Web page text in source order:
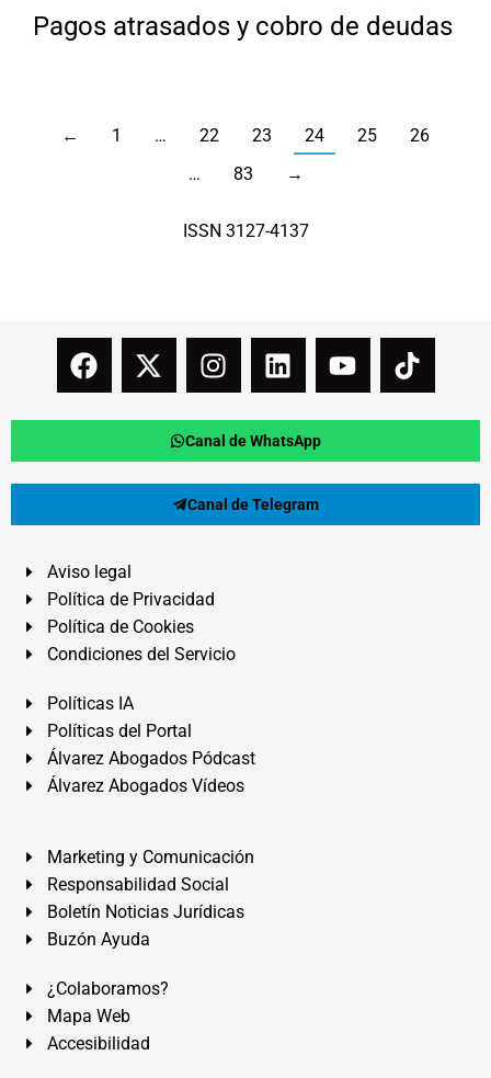
Pagos atrasados y cobro de deudas
← 1 … 22 23 24 25
26
…
83 →
ISSN 3127-4137
Canal de WhatsApp
Canal de Telegram
Aviso legal
Política de Privacidad
Política de Cookies
Condiciones del Servicio
Políticas IA
Políticas del Portal
Álvarez Abogados Pódcast
Álvarez Abogados Vídeos
Marketing y Comunicación
Responsabilidad Social
Boletín Noticias Jurídicas
Buzón Ayuda
¿Colaboramos?
Mapa Web
Accesibilidad